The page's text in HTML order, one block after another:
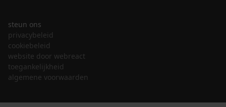
steun ons
privacybeleid
cookiebeleid
website door webreact
toegankelijkheid
algemene voorwaarden